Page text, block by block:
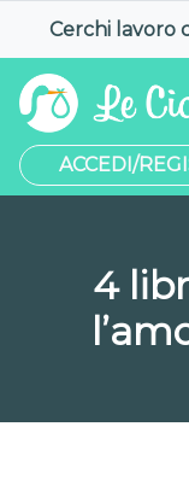
Cerchi lavoro
ACCEDI/
4